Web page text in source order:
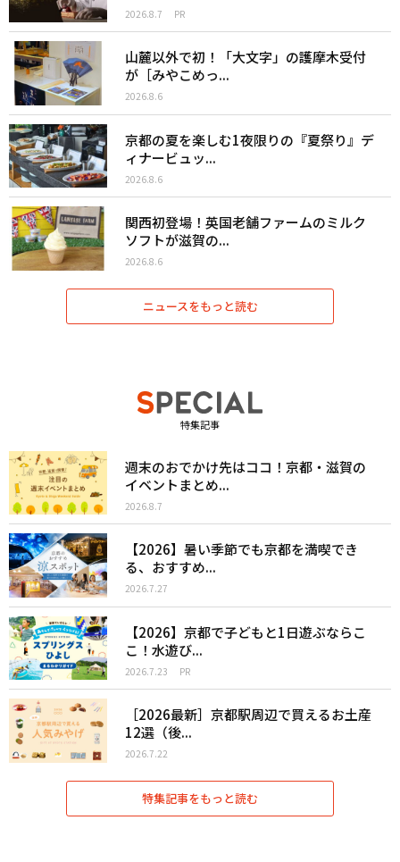
2026.8.7 PR
山麓以外で初！「大文字」の護摩木受付
が［みやこめっ...
2026.8.6
京都の夏を楽しむ1夜限りの『夏祭り』デ
ィナービュッ...
2026.8.6
関西初登場！英国老舗ファームのミルク
ソフトが滋賀の...
2026.8.6
ニュースをもっと読む
特集記事
週末のおでかけ先はココ！京都・滋賀の
イベントまとめ...
2026.8.7
【2026】暑い季節でも京都を満喫でき
る、おすすめ...
2026.7.27
【2026】京都で子どもと1日遊ぶならこ
こ！水遊び...
2026.7.23 PR
［2026最新］京都駅周辺で買えるお土産
12選（後...
2026.7.22
特集記事をもっと読む